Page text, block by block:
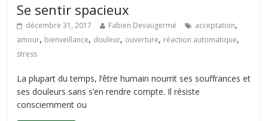
Se sentir spacieux
décembre 31, 2017 Fabien Devaugermé acceptation,
amour, bienveillance, douleur, ouverture, réaction automatique,
stress
La plupart du temps, l’être humain nourrit ses souffrances et
ses douleurs sans s’en rendre compte. Il résiste
consciemment ou